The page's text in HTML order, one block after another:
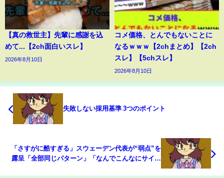
【真の救世主】先輩に感謝を込
めて...【2ch面白いスレ】
2026年8月10日
コメ価格、とんでもないことに
なるｗｗｗ【2chまとめ】【2ch
スレ】【5chスレ】
2026年8月10日
失敗しない採用基準 3つのポイント
「さすがに酷すぎる」スウェーデン代表が“弱点”を
露呈「全部同じパターン」「なんでこんなにサイド